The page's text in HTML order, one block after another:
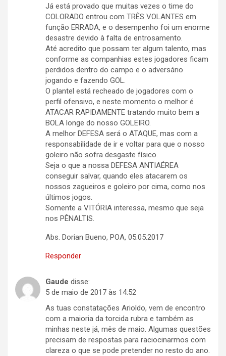
Já está provado que muitas vezes o time do
COLORADO entrou com TRÊS VOLANTES em
função ERRADA, e o desempenho foi um enorme
desastre devido à falta de entrosamento.
Até acredito que possam ter algum talento, mas
conforme as companhias estes jogadores ficam
perdidos dentro do campo e o adversário
jogando e fazendo GOL.
O plantel está recheado de jogadores com o
perfil ofensivo, e neste momento o melhor é
ATACAR RAPIDAMENTE tratando muito bem a
BOLA longe do nosso GOLEIRO.
A melhor DEFESA será o ATAQUE, mas com a
responsabilidade de ir e voltar para que o nosso
goleiro não sofra desgaste físico.
Seja o que a nossa DEFESA ANTIAÉREA
conseguir salvar, quando eles atacarem os
nossos zagueiros e goleiro por cima, como nos
últimos jogos.
Somente a VITÓRIA interessa, mesmo que seja
nos PÊNALTIS.
Abs. Dorian Bueno, POA, 05.05.2017
Responder
Gaude disse:
5 de maio de 2017 às 14:52
As tuas constatações Arioldo, vem de encontro
com a maioria da torcida rubra e também as
minhas neste já, mês de maio. Algumas questões
precisam de respostas para raciocinarmos com
clareza o que se pode pretender no resto do ano.